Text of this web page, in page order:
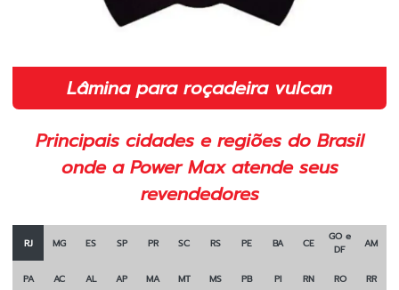
Implementos para roçadeiras
Lâmina 2 pontas para roçadeira 350mm
Lâmina para cortar grama
Lâmina de corte para roçadeira
Lâmina de corte para roçadeira toyama
Lâmina para roçadeira vulcan
Principais cidades e regiões do Brasil
onde a Power Max atende seus
revendedores
RJ MG ES SP PR SC RS PE BA CE
GO e
DF
AM
PA AC AL AP MA MT MS PB PI RN RO RR